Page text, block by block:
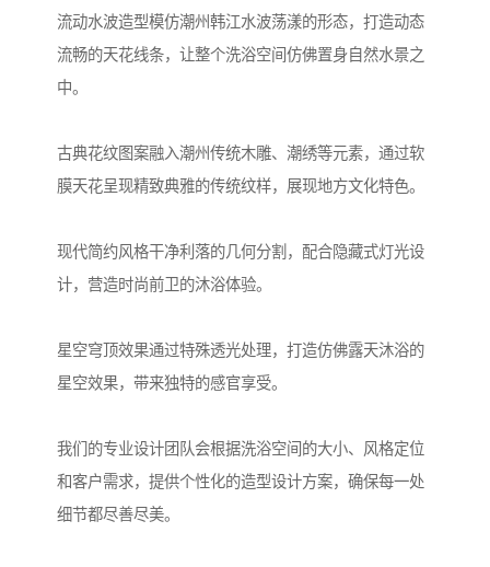
流动水波造型模仿潮州韩江水波荡漾的形态，打造动态
流畅的天花线条，让整个洗浴空间仿佛置身自然水景之
中。
古典花纹图案融入潮州传统木雕、潮绣等元素，通过软
膜天花呈现精致典雅的传统纹样，展现地方文化特色。
现代简约风格干净利落的几何分割，配合隐藏式灯光设
计，营造时尚前卫的沐浴体验。
星空穹顶效果通过特殊透光处理，打造仿佛露天沐浴的
星空效果，带来独特的感官享受。
我们的专业设计团队会根据洗浴空间的大小、风格定位
和客户需求，提供个性化的造型设计方案，确保每一处
细节都尽善尽美。